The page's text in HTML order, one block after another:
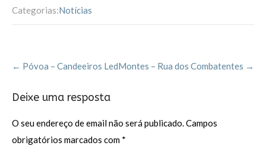
e
o
itt ai
Categorias:Notícias
navigation
← Póvoa – Candeeiros LedMontes – Rua dos Combatentes →
Deixe uma resposta
O seu endereço de email não será publicado.Campos
obrigatórios marcados com *